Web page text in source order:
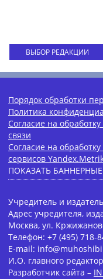
ВЫБОР РЕДАКЦИИ
Порядок обработки
Политика
Согласие на
связи
Согласие на
сервисов
ПОКАЗАТЬ
Учредитель и
Адрес учредителя,
Москва, ул.
Телефон: +7 (495) 718-
E-mail:
И.О. главного
Разработчик сайта –